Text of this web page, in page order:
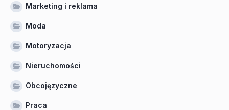
Marketing i reklama
Moda
Motoryzacja
Nieruchomości
Obcojęzyczne
Praca